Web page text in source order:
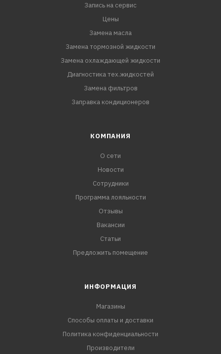
Запись на сервис
Цены
Замена масла
Замена тормозной жидкости
Замена охлаждающей жидкости
Диагностика тех.жидкостей
Замена фильтров
Заправка кондиционеров
КОМПАНИЯ
О сети
Новости
Сотрудники
Программа лояльности
Отзывы
Вакансии
Статьи
Предложить помещение
ИНФОРМАЦИЯ
Магазины
Способы оплаты и доставки
Политика конфиденциальности
Производители